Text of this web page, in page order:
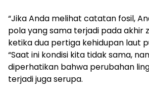
“Jika Anda melihat catatan fosil,
pola yang sama terjadi pada akhir
ketika dua pertiga kehidupan laut
“Saat ini kondisi kita tidak sama,
diperhatikan bahwa perubahan
terjadi juga serupa.